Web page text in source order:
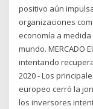
positivo aún
organizaciones
economía a
mundo. MERCADO
intentando
2020 - Los
europeo cerró la
los inversores